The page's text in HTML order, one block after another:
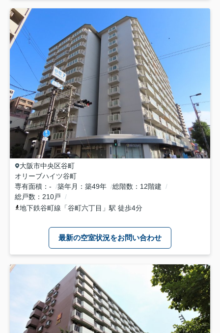
大阪市中央区谷町
オリーブハイツ谷町
専有面積
- 築年月 築49年 総階数
12階建
総戸数
210戸
地下鉄谷町線 「谷町六丁目 」駅 徒歩4分
最新の空室状況をお問い合わせ